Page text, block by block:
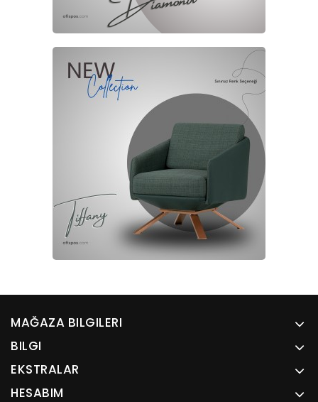
MAĞAZA BILGILERI
BILGI
EKSTRALAR
HESABIM